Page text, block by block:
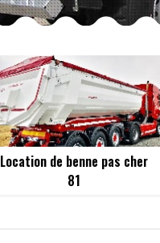
Location de benne pas cher
81